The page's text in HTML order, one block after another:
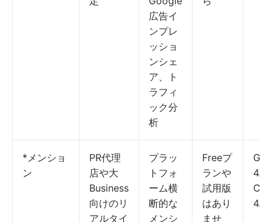
広告イ
ンプレ
ッショ
ンシェ
ア、ト
ラフィ
ック分
析
*メンショ
ン
PR代理
店や大
Business
向けのリ
アルタイ
プラッ
トフォ
ーム横
断的な
メンシ
Freeプ
ランや
試用版
はあり
ませ
G2: